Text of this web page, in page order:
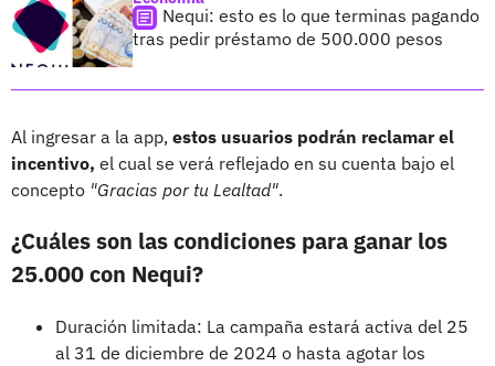
Nequi: esto es lo que terminas pagando
tras pedir préstamo de 500.000 pesos
Al ingresar a la app, estos usuarios podrán reclamar el
incentivo, el cual se verá reflejado en su cuenta bajo el
concepto "Gracias por tu Lealtad".
¿Cuáles son las condiciones para ganar los
25.000 con Nequi?
Duración limitada: La campaña estará activa del 25
al 31 de diciembre de 2024 o hasta agotar los